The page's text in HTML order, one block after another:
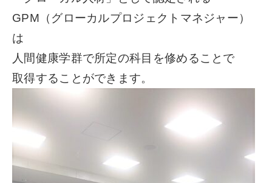
GPM（グローカルプロジェクトマネジャー）
は
人間健康学群で所定の科目を修めることで
取得することができます。